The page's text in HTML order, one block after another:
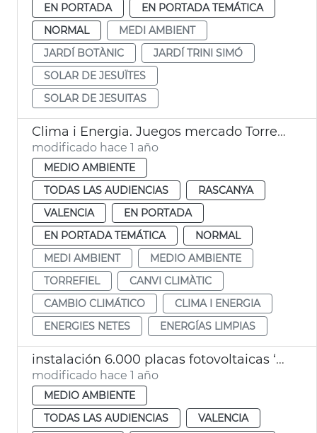
EN PORTADA
EN PORTADA TEMÁTICA
NORMAL
MEDI AMBIENT
JARDÍ BOTÀNIC
JARDÍ TRINI SIMÓ
SOLAR DE JESUÏTES
SOLAR DE JESUITAS
Clima i Energia. Juegos mercado Torrefiel
modificado hace 1 año
MEDIO AMBIENTE
TODAS LAS AUDIENCIAS
RASCANYA
VALENCIA
EN PORTADA
EN PORTADA TEMÁTICA
NORMAL
MEDI AMBIENT
MEDIO AMBIENTE
TORREFIEL
CANVI CLIMÀTIC
CAMBIO CLIMÁTICO
CLIMA I ENERGIA
ENERGIES NETES
ENERGÍAS LIMPIAS
instalación 6.000 placas fotovoltaicas ‘Requiem in Power’ València
modificado hace 1 año
MEDIO AMBIENTE
TODAS LAS AUDIENCIAS
VALENCIA